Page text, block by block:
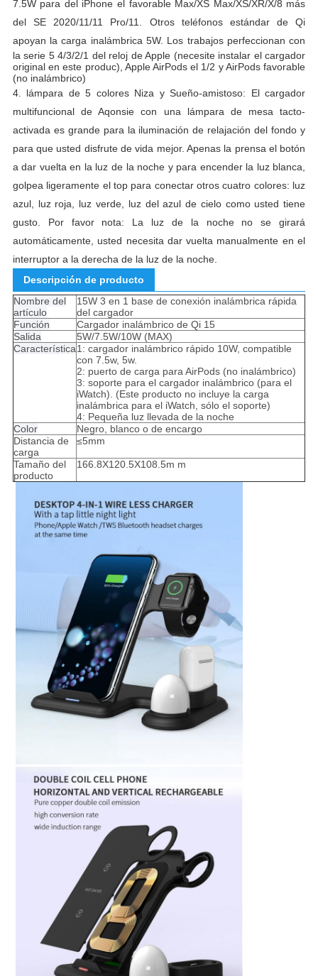
7.5W para del iPhone el favorable Max/XS Max/XS/XR/X/8 más
del SE 2020/11/11 Pro/11.
Otros teléfonos estándar de Qi
apoyan la carga inalámbrica 5W. Los trabajos perfeccionan con
la serie 5 4/3/2/1 del reloj de Apple (necesite instalar el cargador
original en este produc), Apple AirPods el 1/2 y AirPods favorable
(no inalámbrico)
4. lámpara de 5 colores Niza y Sueño-amistoso: El cargador
multifuncional de Aqonsie con una lámpara de mesa tacto-
activada es grande para la iluminación de relajación del fondo y
para que usted disfrute de vida mejor. Apenas la prensa el botón
a dar vuelta en la luz de la noche y para encender la luz blanca,
golpea ligeramente el top para conectar otros cuatro colores: luz
azul, luz roja, luz verde, luz del azul de cielo como usted tiene
gusto.
Por favor nota: La luz de la noche no se girará
automáticamente, usted necesita dar vuelta manualmente en el
interruptor a la derecha de la luz de la noche.
Descripción de producto
Nombre del
artículo
15W 3 en 1 base de conexión inalámbrica rápida
del cargador
Función
Cargador inalámbrico de Qi 15
Salida
5W/7.5W/10W (MAX)
Característica1: cargador inalámbrico rápido 10W, compatible
con 7.5w, 5w.
2: puerto de carga para AirPods (no inalámbrico)
3: soporte para el cargador inalámbrico (para el
iWatch). (Este producto no incluye la carga
inalámbrica para el iWatch, sólo el soporte)
4: Pequeña luz llevada de la noche
Color
Negro, blanco o de encargo
Distancia de
carga
≤5mm
Tamaño del
producto
166.8X120.5X108.5m m